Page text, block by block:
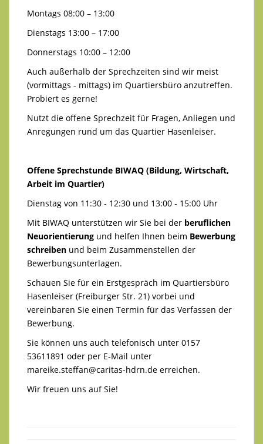
Montags 08:00 – 13:00
Dienstags 13:00 – 17:00
Donnerstags 10:00 – 12:00
Auch außerhalb der Sprechzeiten sind wir meist
(vormittags - mittags) im Quartiersbüro anzutreffen.
Probiert es gerne!
Nutzt die offene Sprechzeit für Fragen, Anliegen und
Anregungen rund um das Quartier Hasenleiser.
Offene Sprechstunde BIWAQ (Bildung, Wirtschaft,
Arbeit im Quartier)
Dienstag von 11:30 - 12:30 und 13:00 - 15:00 Uhr
Mit BIWAQ unterstützen wir Sie bei der beruflichen
Neuorientierung und helfen Ihnen beim Bewerbung
schreiben und beim Zusammenstellen der
Bewerbungsunterlagen.
Schauen Sie für ein Erstgespräch im Quartiersbüro
Hasenleiser (Freiburger Str. 21) vorbei und
vereinbaren Sie einen Termin für das Verfassen der
Bewerbung.
Sie können uns auch telefonisch unter 0157
53611891 oder per E-Mail unter
mareike.steffan@caritas-hdrn.de erreichen.
Wir freuen uns auf Sie!